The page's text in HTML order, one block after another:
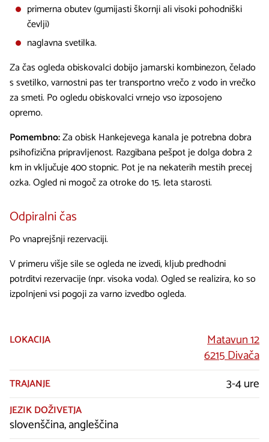
primerna obutev (gumijasti škornji ali visoki pohodniški
čevlji)
naglavna svetilka.
Za čas ogleda obiskovalci dobijo jamarski kombinezon, čelado
s svetilko, varnostni pas ter transportno vrečo z vodo in vrečko
za smeti. Po ogledu obiskovalci vrnejo vso izposojeno
opremo.
Pomembno:Za obisk Hankejevega kanala je potrebna dobra
psihofizična pripravljenost. Razgibana pešpot je dolga dobra 2
km in vključuje 400 stopnic. Pot je na nekaterih mestih precej
ozka. Ogled ni mogoč za otroke do 15. leta starosti.
Odpiralni čas
Po vnaprejšnji rezervaciji.
V primeru višje sile se ogleda ne izvedi, kljub predhodni
potrditvi rezervacije (npr. visoka voda). Ogled se realizira, ko so
izpolnjeni vsi pogoji za varno izvedbo ogleda.
LOKACIJA
Matavun 12
6215 Divača
TRAJANJE 3-4 ure
JEZIK DOŽIVETJA
slovenščina, angleščina